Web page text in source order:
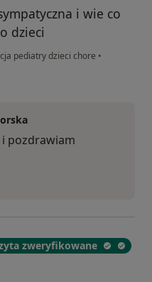
i wie co
dzieci
pediatry dzieci chore •
pozdrawiam
zweryfikowane